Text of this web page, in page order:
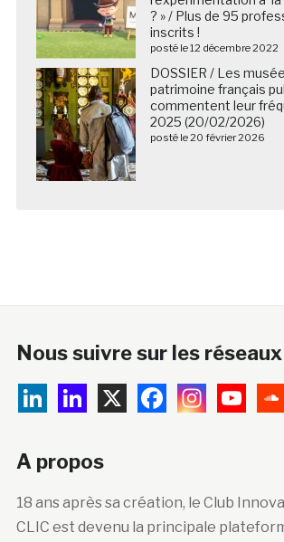
? » / Plus de 95
inscrits !
posté le 12 décembre 2022
DOSSIER / Les
patrimoine français
commentent leur
2025 (20/02/2026)
posté le 20 février 2026
Nous suivre sur les
A propos
18 ans après sa création, le Club
CLIC est devenu la principale